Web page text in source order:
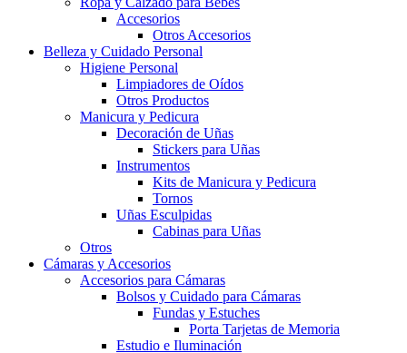
Accesorios
Otros Accesorios
Belleza y Cuidado Personal
Higiene Personal
Limpiadores de Oídos
Otros Productos
Manicura y Pedicura
Decoración de Uñas
Stickers para Uñas
Instrumentos
Kits de Manicura y Pedicura
Tornos
Uñas Esculpidas
Cabinas para Uñas
Otros
Cámaras y Accesorios
Accesorios para Cámaras
Bolsos y Cuidado para Cámaras
Fundas y Estuches
Porta Tarjetas de Memoria
Estudio e Iluminación